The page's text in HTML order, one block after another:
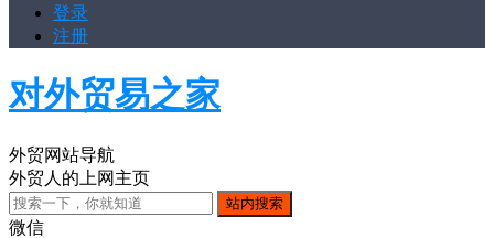
登录
注册
对外贸易之家
外贸网站导航
外贸人的上网主页
微信